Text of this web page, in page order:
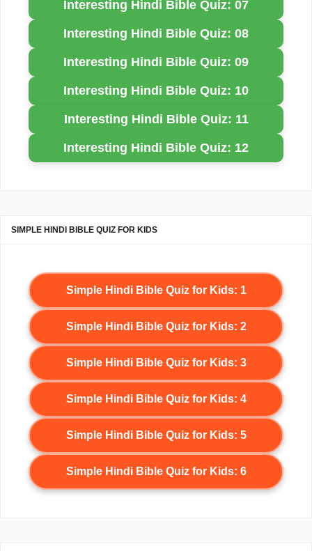
Interesting Hindi Bible Quiz: 07
Interesting Hindi Bible Quiz: 08
Interesting Hindi Bible Quiz: 09
Interesting Hindi Bible Quiz: 10
Interesting Hindi Bible Quiz: 11
Interesting Hindi Bible Quiz: 12
SIMPLE HINDI BIBLE QUIZ FOR KIDS
Simple Hindi Bible Quiz for Kids: 1
Simple Hindi Bible Quiz for Kids: 2
Simple Hindi Bible Quiz for Kids: 3
Simple Hindi Bible Quiz for Kids: 4
Simple Hindi Bible Quiz for Kids: 5
Simple Hindi Bible Quiz for Kids: 6